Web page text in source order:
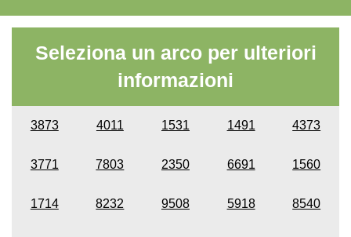
Seleziona un arco per ulteriori
informazioni
3873 4011 1531 1491 4373
3771 7803 2350 6691 1560
1714 8232 9508 5918 8540